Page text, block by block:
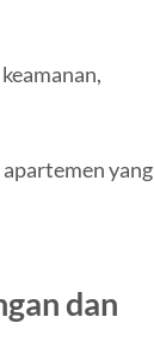
yang
dan